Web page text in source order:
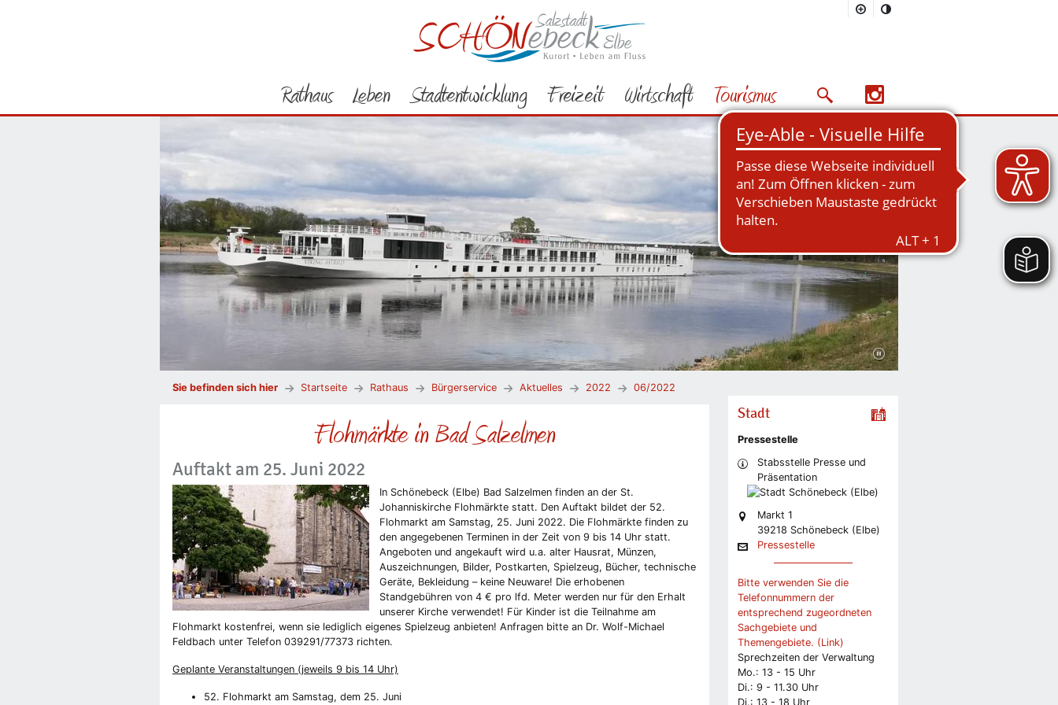
Rathaus Leben Stadtentwicklung Freizeit Wirtschaft Tourismus Suchmaske öffnen/schließen
Vorheriges Bild Nächstes Bild
Sie befinden sich hier Startseite Rathaus Bürgerservice Aktuelles 2022 06/2022
Flohmärkte in Bad Salzelmen
Auftakt am 25. Juni 2022
In Schönebeck (Elbe) Bad Salzelmen finden an der St.
Johanniskirche Flohmärkte statt. Den Auftakt bildet der 52.
Flohmarkt am Samstag, 25. Juni 2022. Die Flohmärkte finden zu
den angegebenen Terminen in der Zeit von 9 bis 14 Uhr statt.
Angeboten und angekauft wird u.a. alter Hausrat, Münzen,
Auszeichnungen, Bilder, Postkarten, Spielzeug, Bücher, technische
Geräte, Bekleidung – keine Neuware! Die erhobenen
Standgebühren von 4 € pro lfd. Meter werden nur für den Erhalt
unserer Kirche verwendet! Für Kinder ist die Teilnahme am
Flohmarkt kostenfrei, wenn sie lediglich eigenes Spielzeug anbieten! Anfragen bitte an Dr. Wolf-Michael
Feldbach unter Telefon 039291/77373 richten.
Geplante Veranstaltungen (jeweils 9 bis 14 Uhr)
52. Flohmarkt am Samstag, dem 25. Juni
Stadt
Pressestelle
Stabsstelle Presse und
Präsentation
Markt 1
39218 Schönebeck (Elbe)
Pressestelle
Bitte verwenden Sie die
Telefonnummern der
entsprechend zugeordneten
Sachgebiete und
Themengebiete. (Link)
Sprechzeiten der Verwaltung
Mo.: 13 - 15 Uhr
Di.: 9 - 11.30 Uhr
Di.: 13 - 18 Uhr